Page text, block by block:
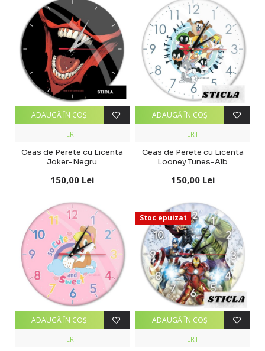
ERT
Ceas de Perete cu Licenta
Joker-Negru
150,00 Lei
ADAUGĂ ÎN COŞ
ERT
Ceas de Perete cu Licenta
Looney Tunes-Alb
150,00 Lei
ADAUGĂ ÎN COŞ
ERT
ADAUGĂ ÎN COŞ
Stoc epuizat
ERT
ADAUGĂ ÎN COŞ